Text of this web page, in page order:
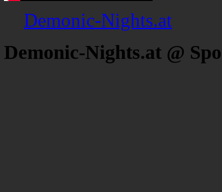
Demonic-Nights.at
Demonic-Nights.at @